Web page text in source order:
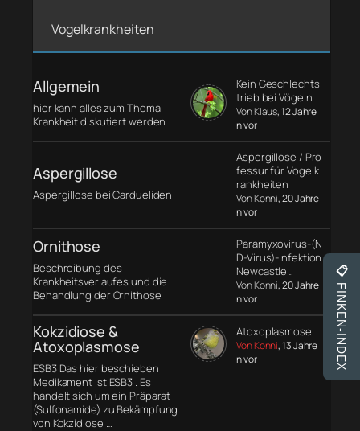
Vogelkrankheiten
Allgemein
hier kann alles zum Thema
Krankheit diskutiert werden
Kein Geschlechts
trieb bei Vögeln
Von Klaus, 12 Jahre
n vor
Aspergillose
Aspergillose bei Cardueliden
Aspergillose / Pro
fessur für Vogelk
rankheiten
Von Konni, 20 Jahre
n vor
Ornithose
Beschreibung des
Krankheitsverlaufes und die
Behandlung der Ornithose
Paramyxovirus-(N
D-Virus)-Infektion
Newcastle…
Von Konni, 20 Jahre
n vor
Kokzidiose &
Atoxoplasmose
ESB3 Das hier beschieben
Medikament ist ESB3 . Es
handelt sich um ein Präparat
(Sulfonamide) zu Bekämpfung
von Kokzidiose …
Atoxoplasmose
Von Konni, 13 Jahre
n vor
📋
FINKEN-INDEX